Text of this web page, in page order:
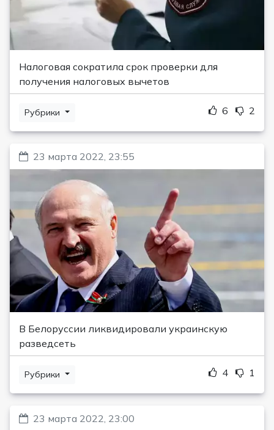
Налоговая сократила срок проверки для
получения налоговых вычетов
Рубрики 6 2
23 марта 2022, 23:55
В Белоруссии ликвидировали украинскую
разведсеть
Рубрики 4 1
23 марта 2022, 23:00